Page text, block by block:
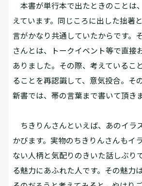
本書が単行本で出たときのことは
えています。同じころに出した拙著
言がかなり共通していたからです。
さんとは、トークイベント等で直接
ありました。その際、考えているこ
ることを再認識して、意気投合。そ
新書では、帯の言葉まで書いて頂き
ちきりんさんといえば、あのイラ
かびます。実物のちきりんさんもイ
ない人柄と気配りのきいた話しぶり
る魅力にあふれた人です。その魅力